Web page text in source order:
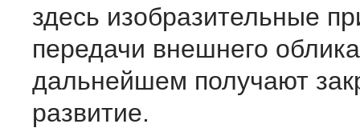
здесь изобразительные
передачи внешнего
дальнейшем получают
развитие.